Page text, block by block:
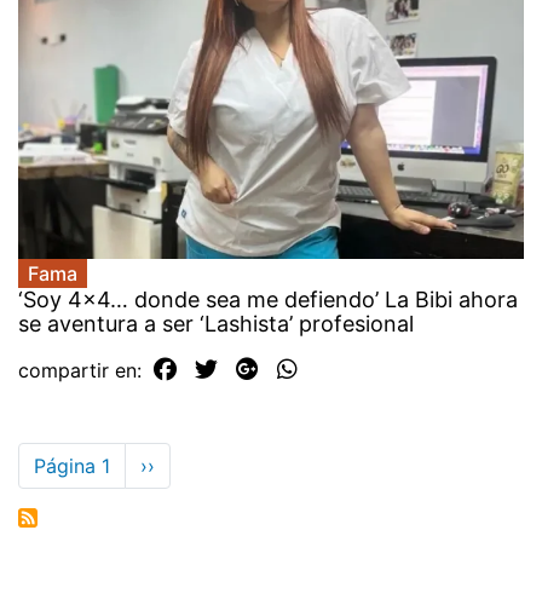
Fama
‘Soy 4x4… donde sea me defiendo’ La Bibi ahora
se aventura a ser ‘Lashista’ profesional
compartir en:
Paginación
Página 1
Siguiente
página
››